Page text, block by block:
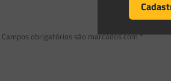
Campos obrigatórios são marcados com*